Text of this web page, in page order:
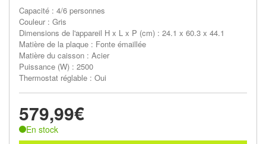
Capacité : 4/6 personnes
Couleur : Gris
Dimensions de l'appareil H x L x P (cm) : 24.1 x 60.3 x 44.1
Matière de la plaque : Fonte émaillée
Matière du caisson : Acier
Puissance (W) : 2500
Thermostat réglable : Oui
579,99€
En stock